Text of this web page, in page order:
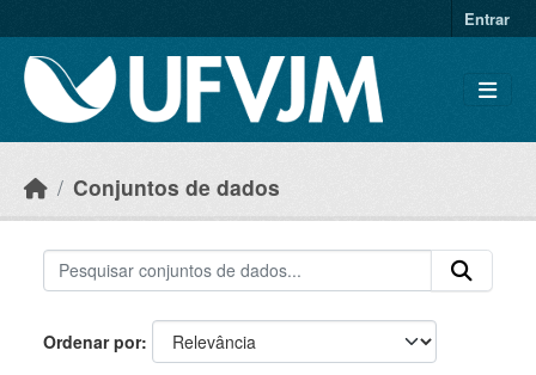
Entrar
Conjuntos de dados
Ordenar por